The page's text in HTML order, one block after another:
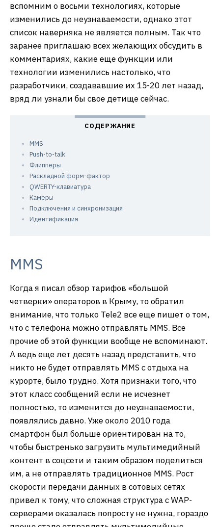
вспомним о восьми технологиях, которые
изменились до неузнаваемости, однако этот
список наверняка не является полным. Так что
заранее приглашаю всех желающих обсудить в
комментариях, какие еще функции или
технологии изменились настолько, что
разработчики, создававшие их 15-20 лет назад,
вряд ли узнали бы свое детище сейчас.
MMS
Push-to-talk
Флипперы
Раскладной форм-фактор
QWERTY-клавиатура
Камеры
Подключения и синхронизация
Идентификация
MMS
Когда я писал обзор тарифов «большой
четверки» операторов в Крыму, то обратил
внимание, что только Tele2 все еще пишет о том,
что с телефона можно отправлять MMS. Все
прочие об этой функции вообще не вспоминают.
А ведь еще лет десять назад представить, что
никто не будет отправлять MMS с отдыха на
курорте, было трудно. Хотя признаки того, что
этот класс сообщений если не исчезнет
полностью, то изменится до неузнаваемости,
появлялись давно. Уже около 2010 года
смартфон был больше ориентирован на то,
чтобы быстренько загрузить мультимедийный
контент в соцсети и таким образом поделиться
им, а не отправлять традиционное MMS. Рост
скорости передачи данных в сотовых сетях
привел к тому, что сложная структура с WAP-
серверами оказалась попросту не нужна, гораздо